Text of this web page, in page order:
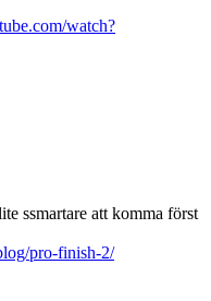
watch?
ssmartare att komma först
pro-finish-2/